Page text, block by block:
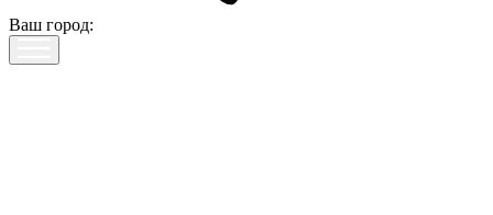
Ваш город: